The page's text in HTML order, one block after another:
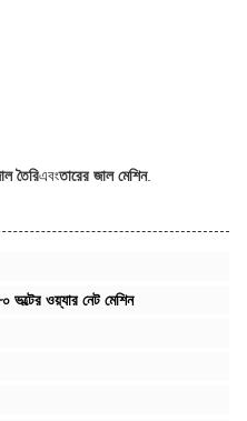
তৈরিএবংতারের জাল মেশিন.
ভল্টের ওয়্যার নেট মেশিন